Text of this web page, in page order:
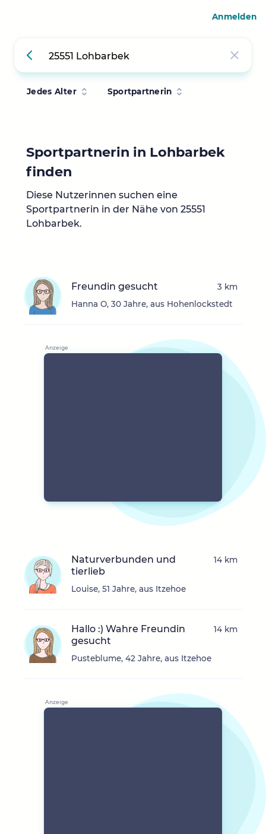
Jedes Alter Sportpartnerin
Sportpartnerin in Lohbarbek
finden
Diese Nutzerinnen suchen eine
Sportpartnerin in der Nähe von 25551
Lohbarbek.
Freundin gesucht
Hanna O, 30 Jahre, aus Hohenlockstedt
3 km
Naturverbunden und
tierlieb
Louise, 51 Jahre, aus Itzehoe
14 km
Hallo :) Wahre Freundin
gesucht
Pusteblume, 42 Jahre, aus Itzehoe
14 km
Anmelden